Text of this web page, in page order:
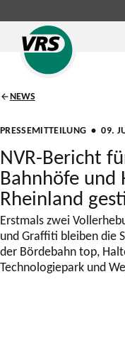
NEWS
PRESSEMITTEILUNG • 09.
NVR-Bericht
Bahnhöfe
Rheinland
Erstmals zwei
und Graffiti bleiben die
der Bördebahn top,
Technologiepark und